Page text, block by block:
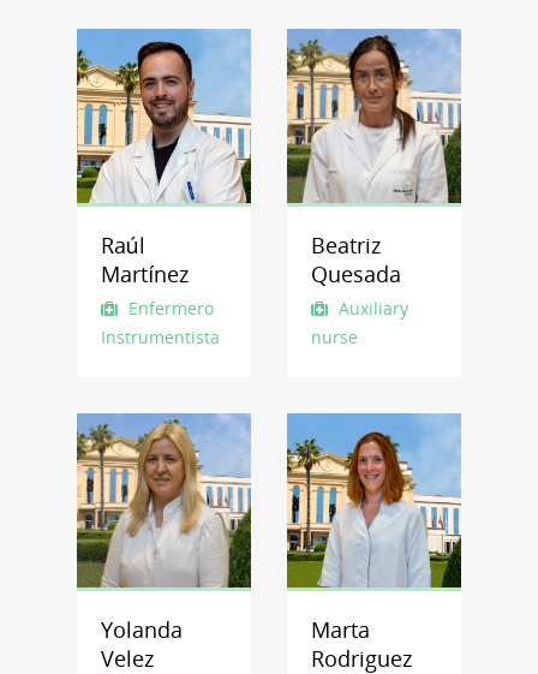
Beatriz
Quesada
Auxiliary
nurse
Raúl
Martínez
Enfermero
Instrumentista
Marta
Rodriguez
Yolanda
Velez